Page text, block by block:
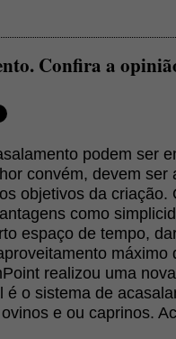
Confira a
podem ser
convém, devem ser
objetivos da criação.
como
espaço de tempo,
máximo
realizou uma
é o sistema de
e ou caprinos.